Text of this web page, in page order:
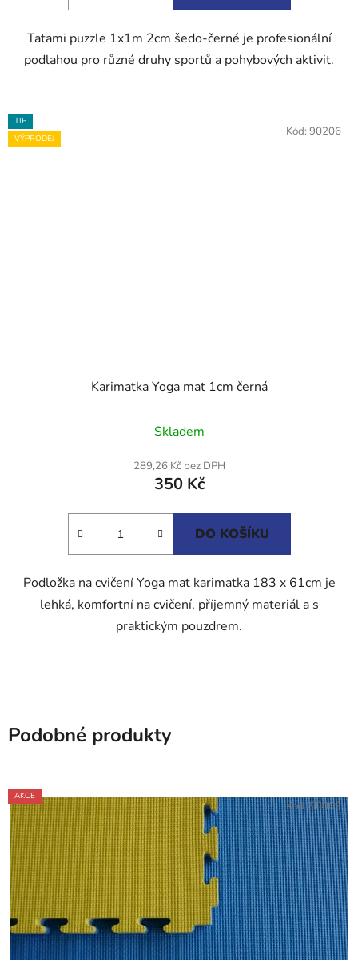
Tatami puzzle 1x1m 2cm šedo-černé je profesionální
podlahou pro různé druhy sportů a pohybových aktivit.
TIP
VÝPRODEJ
Karimatka Yoga mat 1cm černá
hodnocení
produktu
je
Skladem
289,26 Kč bez DPH
350 Kč
DO KOŠÍKU
Podložka na cvičení Yoga mat karimatka 183 x 61cm je
lehká, komfortní na cvičení, příjemný materiál a s
praktickým pouzdrem.
Kód: 90206
Podobné produkty
AKCE
Kód:50009